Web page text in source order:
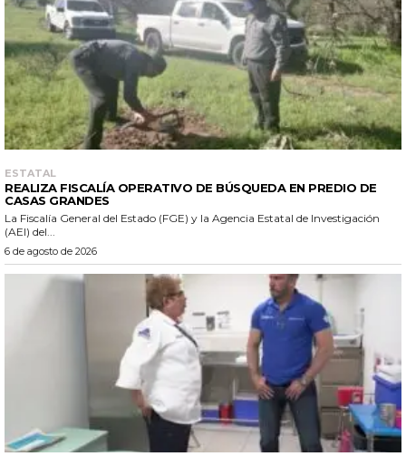
ESTATAL
REALIZA FISCALÍA OPERATIVO DE BÚSQUEDA EN PREDIO DE
CASAS GRANDES
La Fiscalía General del Estado (FGE) y la Agencia Estatal de Investigación
(AEI) del...
6 de agosto de 2026